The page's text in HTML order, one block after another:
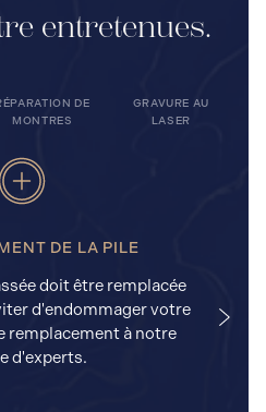
entretenues.
DE
MONTRES
GRAVURE AU
LASER
DE LA PILE
doit être remplacée
d'endommager votre
remplacement à notre
d'experts.